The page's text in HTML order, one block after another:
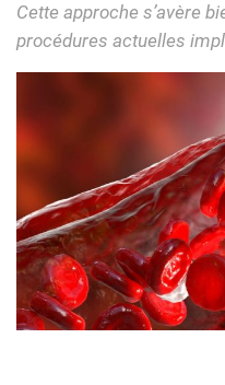
Cette approche s’avère
procédures actuelles